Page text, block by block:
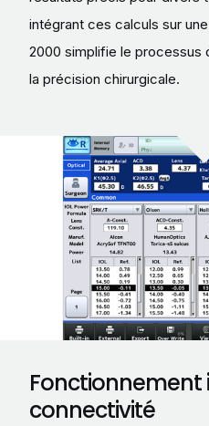
intégrant ces calculs sur
2000 simplifie le processus
la précision chirurgicale.
Fonctionnement
connectivité